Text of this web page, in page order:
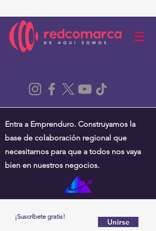
Entra a Emprenduro. Construyamos la
base de colaboración regional que
necesitamos para que a todos nos vaya
bien en nuestros negocios.
¡Suscríbete gratis!
Unirse